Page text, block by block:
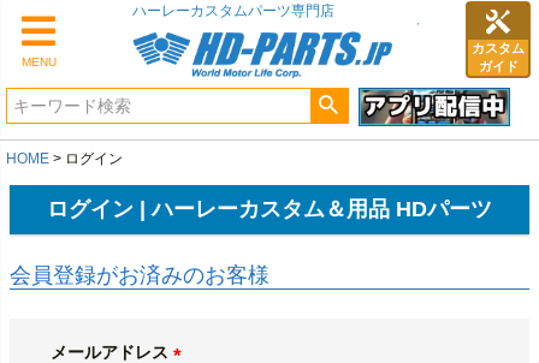
MENU
カスタム
ガイド
ハーレーカスタムパーツ専門店
HOME ログイン
ログイン | ハーレーカスタム＆用品 HDパーツ
会員登録がお済みのお客様
メールアドレス